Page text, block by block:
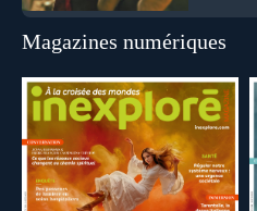
Magazines numériques